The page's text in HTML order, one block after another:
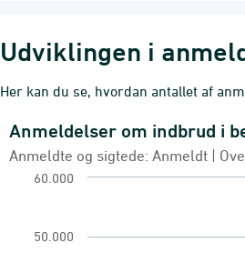
Udviklingen i
Her kan du se, hvordan antallet af
Anmeldelser om indbrud i
Line chart with 28 data
Anmeldte forbrydelser og
View as data table,
Anmeldelser om indbrud i
Anmeldte og sigtede: Anmeldt |
50.000
60.000